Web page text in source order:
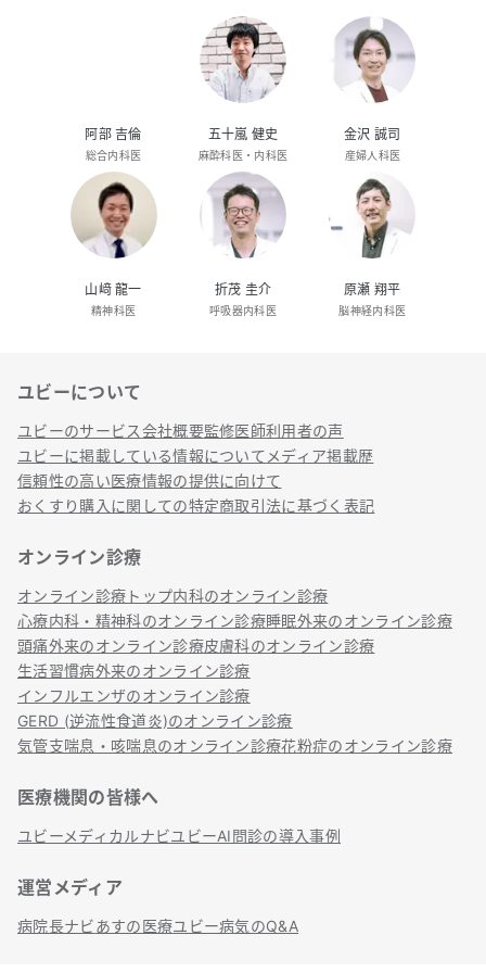
阿部 吉倫
総合内科医
五十嵐 健史
麻酔科医・内科医
金沢 誠司
産婦人科医
山﨑 龍一
精神科医
折茂 圭介
呼吸器内科医
原瀬 翔平
脳神経内科医
リンク
ユビーについて
ユビーのサービス会社概要監修医師利用者の声
ユビーに掲載している情報について メディア掲載歴
信頼性の高い医療情報の提供に向けて
おくすり購入に関しての特定商取引法に基づく表記
オンライン診療
オンライン診療トップ内科のオンライン診療
心療内科・精神科のオンライン診療睡眠外来のオンライン診療
頭痛外来のオンライン診療皮膚科のオンライン診療
生活習慣病外来のオンライン診療
インフルエンザのオンライン診療
GERD (逆流性食道炎)のオンライン診療
気管支喘息・咳喘息のオンライン診療花粉症のオンライン診療
医療機関の皆様へ
ユビーメディカルナビユビーAI問診の導入事例
運営メディア
病院長ナビあすの医療ユビー病気のQ&A